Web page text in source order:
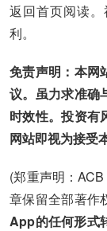
返回首页阅读
利。
免责声明：本网
议。虽力求准确
时效性。投资有
网站即视为接受
(郑重声明：
章保留全部著作
App的任何形式